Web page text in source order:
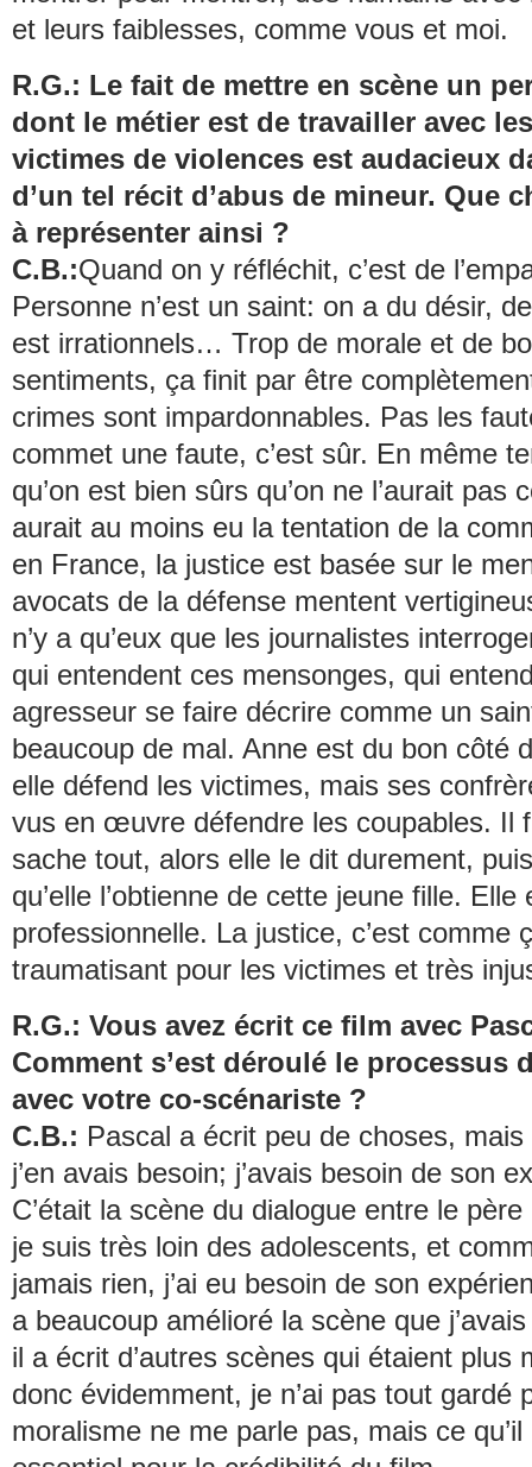
et leurs faiblesses, comme vous et moi.
R.G.: Le fait de mettre en scène un
dont le métier est de travailler avec
victimes de violences est audacieux
d’un tel récit d’abus de mineur. Que
à représenter ainsi ?
C.B.:Quand on y réfléchit, c’est de
Personne n’est un saint: on a du désir,
est irrationnels… Trop de morale et de
sentiments, ça finit par être
crimes sont impardonnables. Pas les
commet une faute, c’est sûr. En même
qu’on est bien sûrs qu’on ne l’aurait pas
aurait au moins eu la tentation de la
en France, la justice est basée sur le
avocats de la défense mentent
n’y a qu’eux que les journalistes
qui entendent ces mensonges, qui
agresseur se faire décrire comme un
beaucoup de mal. Anne est du bon côté
elle défend les victimes, mais ses
vus en œuvre défendre les coupables. Il
sache tout, alors elle le dit durement,
qu’elle l’obtienne de cette jeune fille. Elle
professionnelle. La justice, c’est comme
traumatisant pour les victimes et très
R.G.: Vous avez écrit ce film avec
Comment s’est déroulé le processus
avec votre co-scénariste ?
C.B.: Pascal a écrit peu de choses, mais
j’en avais besoin; j’avais besoin de son
C’était la scène du dialogue entre le
je suis très loin des adolescents, et
jamais rien, j’ai eu besoin de son
a beaucoup amélioré la scène que
il a écrit d’autres scènes qui étaient plus
donc évidemment, je n’ai pas tout gardé
moralisme ne me parle pas, mais ce qu’il